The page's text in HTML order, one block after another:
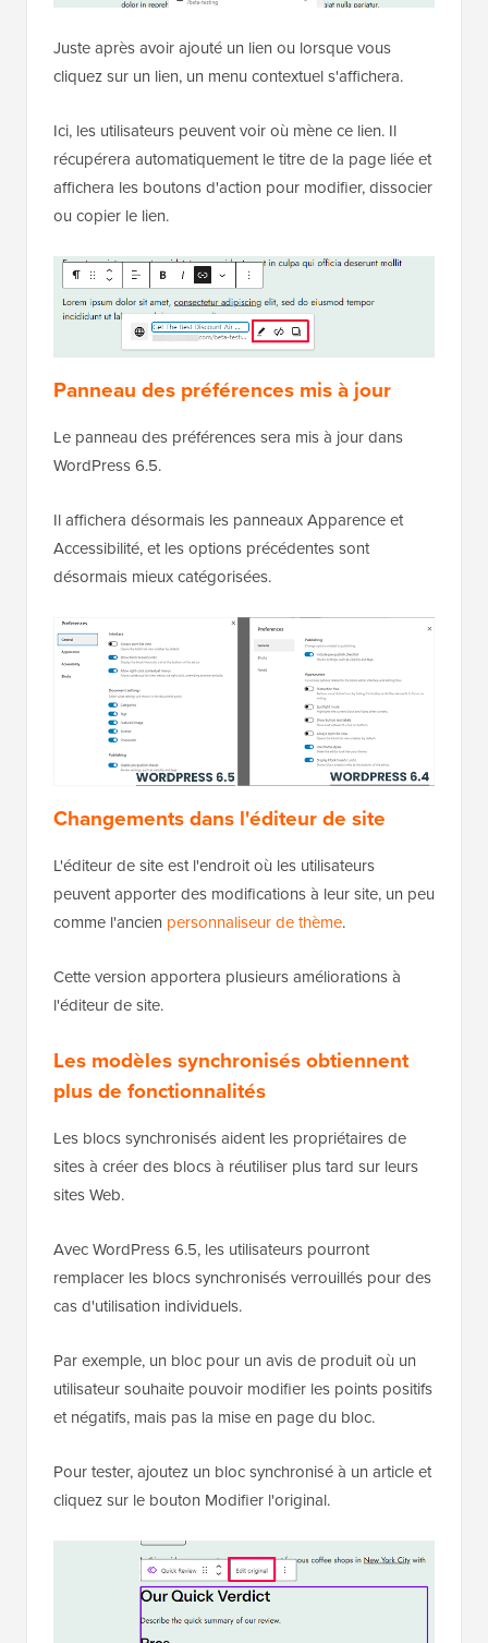
Juste après avoir ajouté un lien ou lorsque vous
cliquez sur un lien, un menu contextuel s'affichera.
Ici, les utilisateurs peuvent voir où mène ce lien. Il
récupérera automatiquement le titre de la page liée et
affichera les boutons d'action pour modifier, dissocier
ou copier le lien.
Panneau des préférences mis à jour
Le panneau des préférences sera mis à jour dans
WordPress 6.5.
Il affichera désormais les panneaux Apparence et
Accessibilité, et les options précédentes sont
désormais mieux catégorisées.
Changements dans l'éditeur de site
L'éditeur de site est l'endroit où les utilisateurs
peuvent apporter des modifications à leur site, un peu
comme l'ancien personnaliseur de thème.
Cette version apportera plusieurs améliorations à
l'éditeur de site.
Les modèles synchronisés obtiennent
plus de fonctionnalités
Les blocs synchronisés aident les propriétaires de
sites à créer des blocs à réutiliser plus tard sur leurs
sites Web.
Avec WordPress 6.5, les utilisateurs pourront
remplacer les blocs synchronisés verrouillés pour des
cas d'utilisation individuels.
Par exemple, un bloc pour un avis de produit où un
utilisateur souhaite pouvoir modifier les points positifs
et négatifs, mais pas la mise en page du bloc.
Pour tester, ajoutez un bloc synchronisé à un article et
cliquez sur le bouton Modifier l'original.